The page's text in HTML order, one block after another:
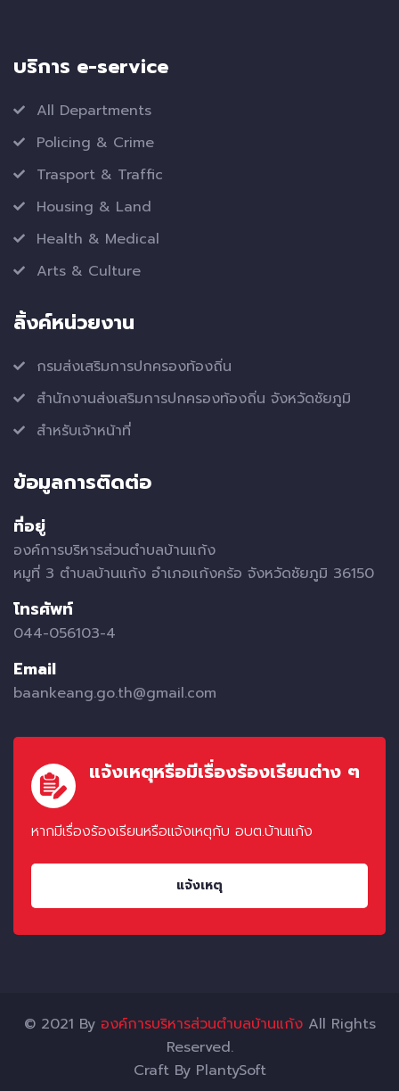
บริการ e-service
All Departments
Policing & Crime
Trasport & Traffic
Housing & Land
Health & Medical
Arts & Culture
ลิ้งค์หน่วยงาน
กรมส่งเสริมการปกครองท้องถิ่น
สำนักงานส่งเสริมการปกครองท้องถิ่น จังหวัดชัยภูมิ
สำหรับเจ้าหน้าที่
ข้อมูลการติดต่อ
ที่อยู่
องค์การบริหารส่วนตำบลบ้านแก้ง
หมูที่ 3 ตำบลบ้านแก้ง อำเภอแก้งคร้อ จังหวัดชัยภูมิ 36150
โทรศัพท์
044-056103-4
Email
baankeang.go.th@gmail.com
แจ้งเหตุหรือมีเรื่องร้องเรียนต่าง ๆ
หากมีเรื่องร้องเรียนหรือแจ้งเหตุกับ อบต.บ้านแก้ง
แจ้งเหตุ
© 2021 By องค์การบริหารส่วนตำบลบ้านแก้งAll Rights
Reserved.
Craft By PlantySoft